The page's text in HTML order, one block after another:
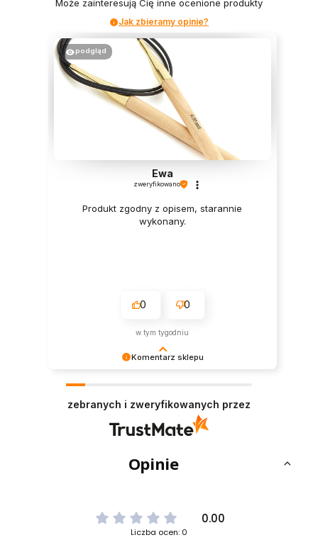
Może zainteresują Cię inne ocenione produkty
Jak zbieramy opinie?
Komentarz sklepu
Doceniamy czas i wysiłek włożony w podzielenie
się z nami Twoimi doświadczeniami. Do
podgląd
Ewa
zweryfikowano
Produkt zgodny z opisem, starannie
wykonany.
0 0
w tym tygodniu
zebranych i zweryfikowanych przez
Opinie
0.00
Liczba ocen: 0